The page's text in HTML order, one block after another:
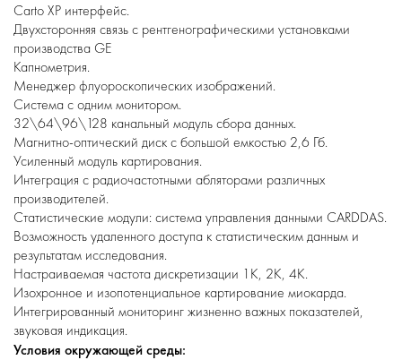
Сarto XP интерфейс.
Двухсторонняя связь с рентгенографическими установками
производства GE
Капнометрия.
Менеджер флуороскопических изображений.
Система с одним монитором.
32\64\96\128 канальный модуль сбора данных.
Магнитно-оптический диск с большой емкостью 2,6 Гб.
Усиленный модуль картирования.
Интеграция с радиочастотными абляторами различных
производителей.
Статистические модули: система управления данными CARDDAS.
Возможность удаленного доступа к статистическим данным и
результатам исследования.
Настраиваемая частота дискретизации 1К, 2K, 4K.
Изохронное и изопотенциальное картирование миокарда.
Интегрированный мониторинг жизненно важных показателей,
звуковая индикация.
Условия окружающей среды: